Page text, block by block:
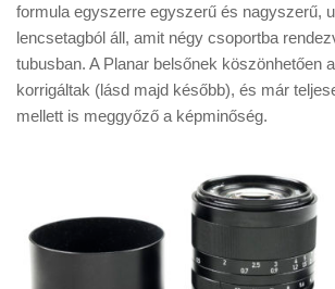
Érdekességek
Helyszíni Riport
E-BB
formula egyszerre egyszerű és nagyszerű,
lencsetagból áll, amit négy csoportba
tubusban. A Planar belsőnek köszönhetően
korrigáltak (lásd majd később), és már
mellett is meggyőző a képminőség.